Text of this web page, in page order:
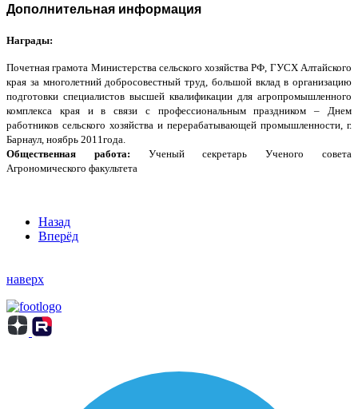
Дополнительная информация
Награды:
Почетная грамота Министерства сельского хозяйства РФ, ГУСХ Алтайского
края за многолетний добросовестный труд, большой вклад в организацию
подготовки специалистов высшей квалификации для агропромышленного
комплекса края и в связи с профессиональным праздником – Днем
работников сельского хозяйства и перерабатывающей промышленности, г.
Барнаул, ноябрь 2011года.
Общественная работа: Ученый секретарь Ученого совета
Агрономического факультета
Назад
Вперёд
наверх